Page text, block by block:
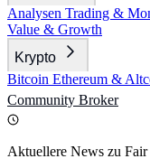
Analysen Trading &
Value & Growth
Krypto
Bitcoin Ethereum &
Community Broker
Aktuellere News zu Fair